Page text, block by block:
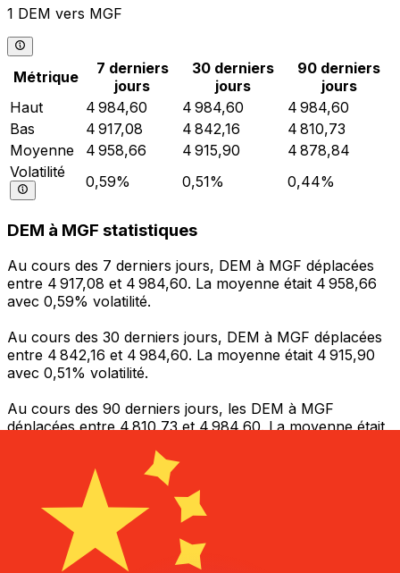
1 DEM vers MGF
Métrique
7 derniers
jours
30 derniers
jours
90 derniers
jours
Haut
4 984,60 4 984,60
4 984,60
Bas
4 917,08 4 842,16
4 810,73
Moyenne
4 958,66 4 915,90
4 878,84
Volatilité
0,59% 0,51% 0,44%
DEM à MGF statistiques
Au cours des 7 derniers jours, DEM à MGF déplacées
entre 4 917,08 et 4 984,60. La moyenne était 4 958,66
avec 0,59% volatilité.
Au cours des 30 derniers jours, DEM à MGF déplacées
entre 4 842,16 et 4 984,60. La moyenne était 4 915,90
avec 0,51% volatilité.
Au cours des 90 derniers jours, les DEM à MGF
déplacées entre 4 810,73 et 4 984,60. La moyenne était
Envoyer de l’argent
Gérez votre argent et vos devises lorsque vous
êtes en déplacement
L'application Xe réunit toutes les fonctionnalités